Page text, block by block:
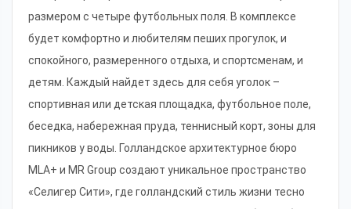
размером с четыре футбольных поля. В комплексе
будет комфортно и любителям пеших прогулок, и
спокойного, размеренного отдыха, и спортсменам, и
детям. Каждый найдет здесь для себя уголок –
спортивная или детская площадка, футбольное поле,
беседка, набережная пруда, теннисный корт, зоны для
пикников у воды. Голландское архитектурное бюро
MLA+ и MR Group создают уникальное пространство
«Селигер Сити», где голландский стиль жизни тесно